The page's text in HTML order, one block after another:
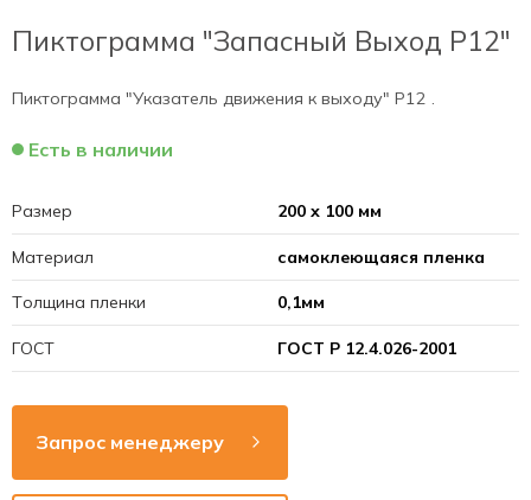
Пиктограмма "Запасный Выход Р12"
Пиктограмма "Указатель движения к выходу" Р12 .
Есть в наличии
Размер 200 х 100 мм
Материал самоклеющаяся пленка
Толщина пленки 0,1мм
ГОСТ ГОСТ Р 12.4.026-2001
Запрос менеджеру